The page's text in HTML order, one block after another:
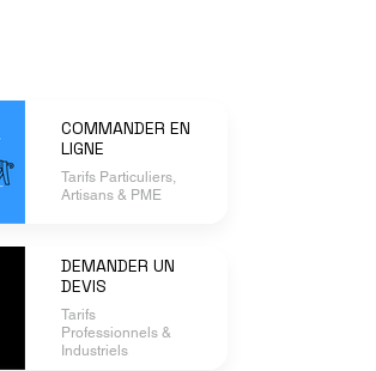
COMMANDER EN
LIGNE
Tarifs Particuliers,
Artisans & PME
DEMANDER UN
DEVIS
Tarifs
Professionnels &
Industriels